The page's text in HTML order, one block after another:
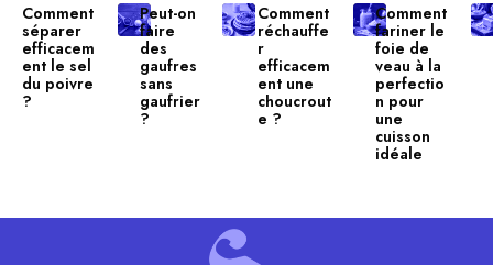
Comment
séparer
efficacem
ent le sel
du poivre
?
Peut-on
faire
des
gaufres
sans
gaufrier
?
Comment
réchauffe
r
efficacem
ent une
choucrout
e ?
Comment
fariner le
foie de
veau à la
perfectio
n pour
une
cuisson
idéale